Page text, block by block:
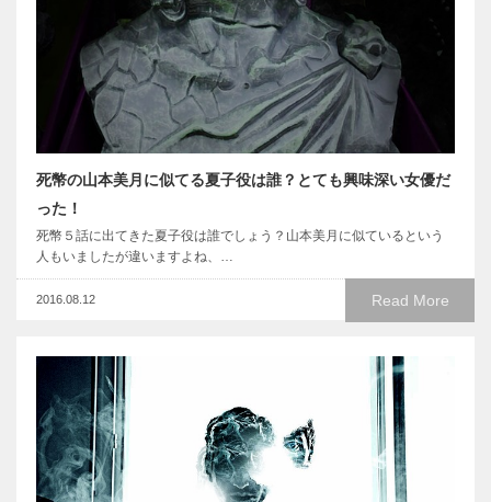
死幣の山本美月に似てる夏子役は誰？とても興味深い女優だ
った！
死幣５話に出てきた夏子役は誰でしょう？山本美月に似ているという
人もいましたが違いますよね、…
Read More
2016.08.12